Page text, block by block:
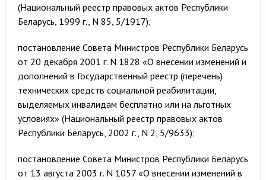
(Национальный реестр правовых актов Республики
Беларусь, 1999 г., N 85, 5/1917);
постановление Совета Министров Республики Беларусь
от 20 декабря 2001 г. N 1828 «О внесении изменений и
дополнений в Государственный реестр (перечень)
технических средств социальной реабилитации,
выделяемых инвалидам бесплатно или на льготных
условиях» (Национальный реестр правовых актов
Республики Беларусь, 2002 г., N 2, 5/9633);
постановление Совета Министров Республики Беларусь
от 13 августа 2003 г. N 1057 «О внесении изменений в